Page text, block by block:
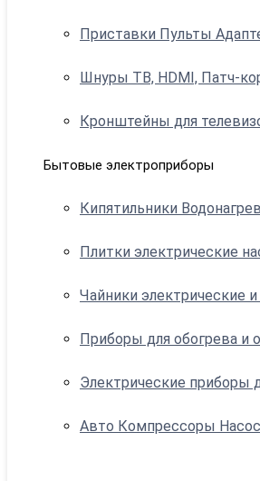
Приставки Пульты
Шнуры ТВ, HDMI, Патч-
Кронштейны для
Бытовые электроприборы
Кипятильники
Плитки электрические
Чайники электрические
Приборы для обогрева и
Электрические приборы
Авто Компрессоры